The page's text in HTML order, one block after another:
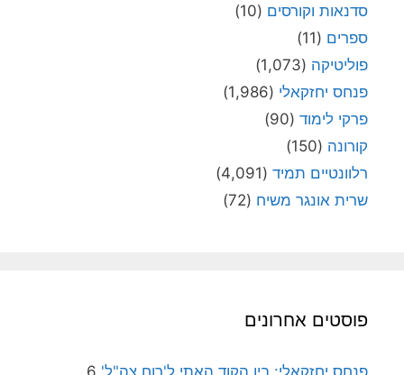
סדנאות וקורסים (10)
ספרים (11)
פוליטיקה (1,073)
פנחס יחזקאלי (1,986)
פרקי לימוד (90)
קורונה (150)
רלוונטיים תמיד (4,091)
שרית אונגר משיח (72)
פוסטים אחרונים